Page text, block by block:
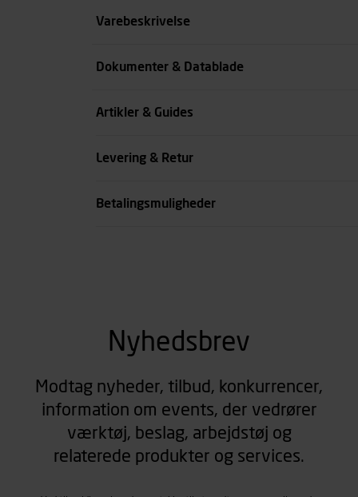
Størrelse
Varebeskrivelse
Dokumenter & Datablade
Artikler & Guides
Levering & Retur
Betalingsmuligheder
Nyhedsbrev
Modtag nyheder, tilbud, konkurrencer,
information om events, der vedrører
værktøj, beslag, arbejdstøj og
relaterede produkter og services.